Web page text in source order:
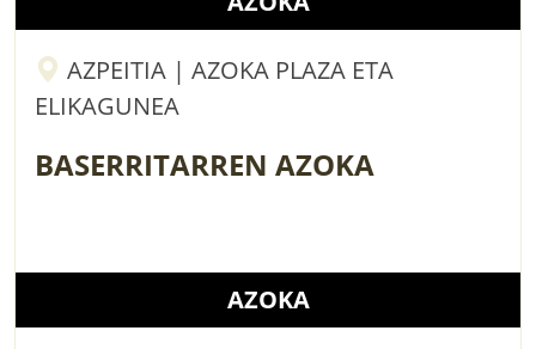
AZPEITIA | AZOKA PLAZA ETA
ELIKAGUNEA
BASERRITARREN AZOKA
AZOKA